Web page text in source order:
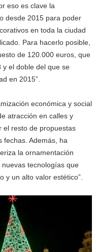
eso es clave la
desde 2015 para poder
en toda la ciudad
Para hacerlo posible,
de 120.000 euros, que
y el doble del que se
en 2015”.
económica y social
atracción en calles y
el resto de propuestas
fechas. Además, ha
la ornamentación
tecnologías que
y un alto valor estético”.